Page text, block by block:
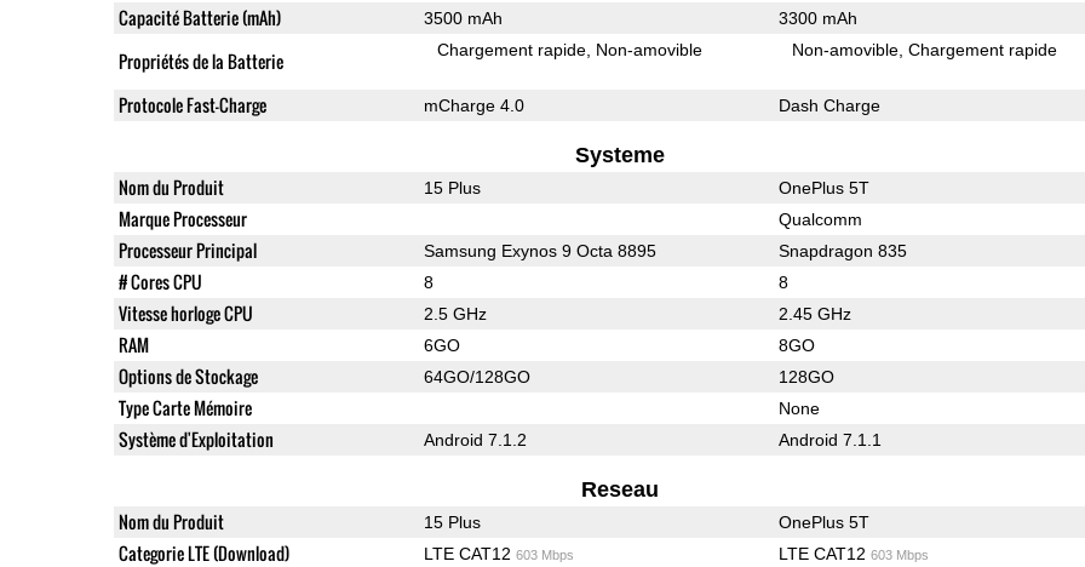
Capacité Batterie (mAh) 3500 mAh 3300 mAh
Propriétés de la Batterie Chargement rapide Non-amovible Non-amovible Chargement rapide
Protocole Fast-Charge mCharge 4.0 Dash Charge
Systeme
Nom du Produit 15 Plus OnePlus 5T
Marque Processeur Qualcomm
Processeur Principal Samsung Exynos 9 Octa 8895 Snapdragon 835
# Cores CPU 8 8
Vitesse horloge CPU 2.5 GHz 2.45 GHz
RAM 6GO 8GO
Options de Stockage 64GO/128GO 128GO
Type Carte Mémoire None
Système d'Exploitation Android 7.1.2 Android 7.1.1
Reseau
Nom du Produit 15 Plus OnePlus 5T
Categorie LTE (Download) LTE CAT12 603 Mbps LTE CAT12 603 Mbps